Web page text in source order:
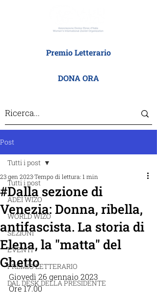
Premio Letterario
DONA ORA
Post
Tutti i post
ADEI WIZO
WORLD WIZO
SEZIONI
EVENTI
PREMIO LETTERARIO
DAL DESK DELLA PRESIDENTE
Tutti i post
#Dalla sezione di
Venezia: Donna, ribella,
antifascista. La storia di
Elena, la "matta" del
Ghetto
23 gen 2023Tempo di lettura: 1 min
Giovedì 26 gennaio 2023
Ore 17.00